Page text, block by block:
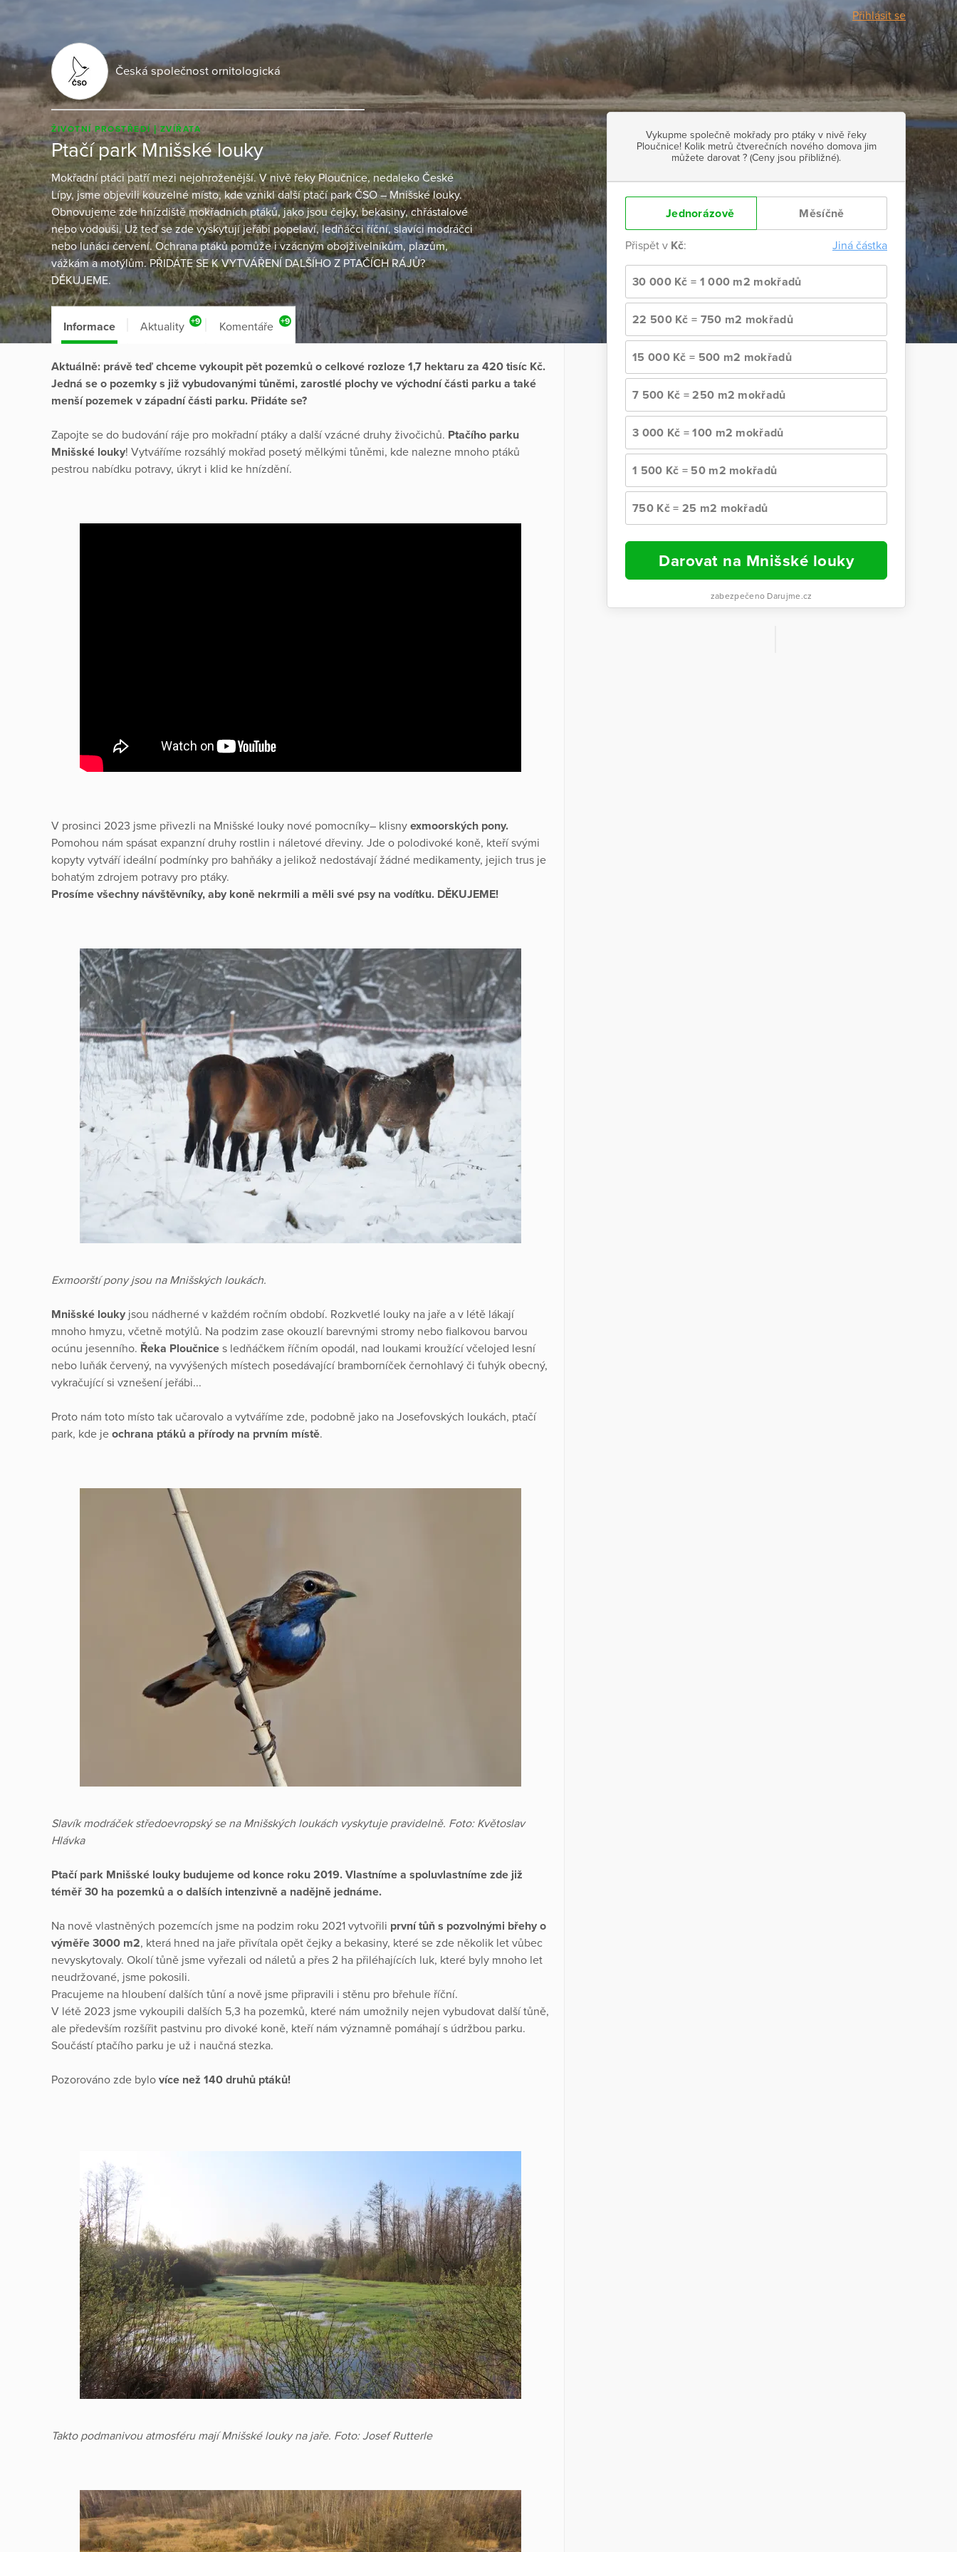
Přihlásit se
Česká společnost ornitologická
ŽIVOTNÍ PROSTŘEDÍ ZVÍŘATA
Ptačí park Mnišské louky
Mokřadní ptáci patří mezi nejohroženější. V nivě řeky Ploučnice, nedaleko České
Lípy, jsme objevili kouzelné místo, kde vznikl další ptačí park ČSO – Mnišské louky.
Obnovujeme zde hnízdiště mokřadních ptáků, jako jsou čejky, bekasiny, chřástalové
nebo vodouši. Už teď se zde vyskytují jeřábi popelaví, ledňáčci říční, slavíci modráčci
nebo luňáci červení. Ochrana ptáků pomůže i vzácným obojživelníkům, plazům,
vážkám a motýlům. PŘIDÁTE SE K VYTVÁŘENÍ DALŠÍHO Z PTAČÍCH RÁJŮ?
DĚKUJEME.
Vykupme společně mokřady pro ptáky v nivě řeky
Ploučnice! Kolik metrů čtverečních nového domova jim
můžete darovat ? (Ceny jsou přibližné).
Jednorázově Měsíčně
Přispět v Kč: Jiná částka
30 000 Kč = 1 000 m2 mokřadů
22 500 Kč = 750 m2 mokřadů
15 000 Kč = 500 m2 mokřadů
7 500 Kč = 250 m2 mokřadů
3 000 Kč = 100 m2 mokřadů
1 500 Kč = 50 m2 mokřadů
750 Kč = 25 m2 mokřadů
Darovat na Mnišské louky
zabezpečeno Darujme.cz
Informace Aktuality +9 Komentáře +9
Aktuálně: právě teď chceme vykoupit pět pozemků o celkové rozloze 1,7 hektaru za 420 tisíc Kč.
Jedná se o pozemky s již vybudovanými tůněmi, zarostlé plochy ve východní části parku a také
menší pozemek v západní části parku. Přidáte se?
Zapojte se do budování ráje pro mokřadní ptáky a další vzácné druhy živočichů. Ptačího parku
Mnišské louky! Vytváříme rozsáhlý mokřad posetý mělkými tůněmi, kde nalezne mnoho ptáků
pestrou nabídku potravy, úkryt i klid ke hnízdění.
V prosinci 2023 jsme přivezli na Mnišské louky nové pomocníky– klisny exmoorských pony.
Pomohou nám spásat expanzní druhy rostlin i náletové dřeviny. Jde o polodivoké koně, kteří svými
kopyty vytváří ideální podmínky pro bahňáky a jelikož nedostávají žádné medikamenty, jejich trus je
bohatým zdrojem potravy pro ptáky.
Prosíme všechny návštěvníky, aby koně nekrmili a měli své psy na vodítku. DĚKUJEME!
Exmoorští pony jsou na Mnišských loukách.
Mnišské louky jsou nádherné v každém ročním období. Rozkvetlé louky na jaře a v létě lákají
mnoho hmyzu, včetně motýlů. Na podzim zase okouzlí barevnými stromy nebo fialkovou barvou
ocúnu jesenního. Řeka Ploučnice s ledňáčkem říčním opodál, nad loukami kroužící včelojed lesní
nebo luňák červený, na vyvýšených místech posedávající bramborníček černohlavý či ťuhýk obecný,
vykračující si vznešení jeřábi...
Proto nám toto místo tak učarovalo a vytváříme zde, podobně jako na Josefovských loukách, ptačí
park, kde je ochrana ptáků a přírody na prvním místě.
Slavík modráček středoevropský se na Mnišských loukách vyskytuje pravidelně. Foto: Květoslav
Hlávka
Ptačí park Mnišské louky budujeme od konce roku 2019. Vlastníme a spoluvlastníme zde již
téměř 30 ha pozemků a o dalších intenzivně a nadějně jednáme.
Na nově vlastněných pozemcích jsme na podzim roku 2021 vytvořili první tůň s pozvolnými břehy o
výměře 3000 m2, která hned na jaře přivítala opět čejky a bekasiny, které se zde několik let vůbec
nevyskytovaly. Okolí tůně jsme vyřezali od náletů a přes 2 ha přiléhajících luk, které byly mnoho let
neudržované, jsme pokosili.
Pracujeme na hloubení dalších tůní a nově jsme připravili i stěnu pro břehule říční.
V létě 2023 jsme vykoupili dalších 5,3 ha pozemků, které nám umožnily nejen vybudovat další tůně,
ale především rozšířit pastvinu pro divoké koně, kteří nám významně pomáhají s údržbou parku.
Součástí ptačího parku je už i naučná stezka.
Pozorováno zde bylo více než 140 druhů ptáků!
Takto podmanivou atmosféru mají Mnišské louky na jaře. Foto: Josef Rutterle